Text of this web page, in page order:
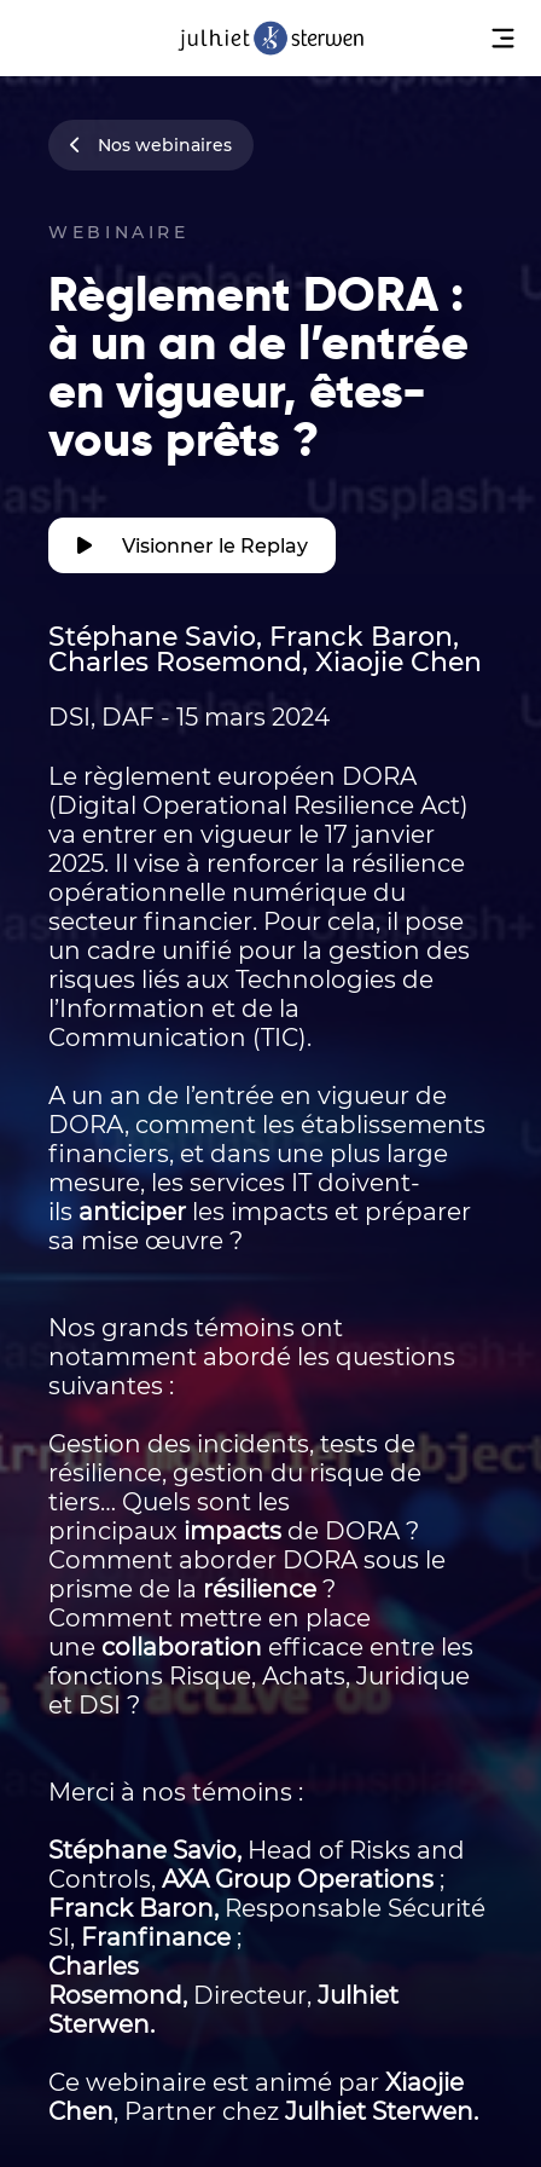
Nos webinaires
WEBINAIRE
Règlement DORA :
à un an de l’entrée
en vigueur, êtes-
vous prêts ?
Visionner le Replay
Stéphane Savio, Franck Baron,
Charles Rosemond, Xiaojie Chen
DSI, DAF - 15 mars 2024
Le règlement européen DORA
(Digital Operational Resilience Act)
va entrer en vigueur le 17 janvier
2025. Il vise à renforcer la résilience
opérationnelle numérique du
secteur financier. Pour cela, il pose
un cadre unifié pour la gestion des
risques liés aux Technologies de
l’Information et de la
Communication (TIC).
A un an de l’entrée en vigueur de
DORA, comment les établissements
financiers, et dans une plus large
mesure, les services IT doivent-
ils anticiper les impacts et préparer
sa mise œuvre ?
Nos grands témoins ont
notamment abordé les questions
suivantes :
Gestion des incidents, tests de
résilience, gestion du risque de
tiers… Quels sont les
principaux impacts de DORA ?
Comment aborder DORA sous le
prisme de la résilience?
Comment mettre en place
une collaboration efficace entre les
fonctions Risque, Achats, Juridique
et DSI ?
Merci à nos témoins :
Stéphane Savio, Head of Risks and
Controls,AXA Group Operations ;
Franck Baron, Responsable Sécurité
SI, Franfinance ;
Charles
Rosemond, Directeur,Julhiet
Sterwen.
Ce webinaire est animé parXiaojie
Chen, Partner chezJulhiet Sterwen.